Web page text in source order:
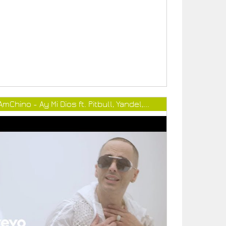
- Ay Mi Dios ft. Pitbull, Yandel,...